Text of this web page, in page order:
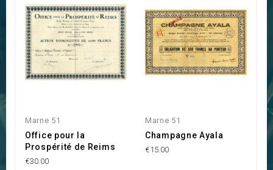
Marne 51
Office pour la
Prospérité de Reims
€30.00
Marne 51
Champagne Ayala
€15.00